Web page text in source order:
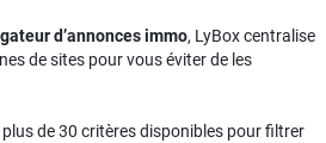
d’annonces immo, LyBox centralise
de sites pour vous éviter de les
de 30 critères disponibles pour filtrer